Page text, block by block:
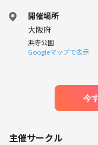
開催場所
大阪府
浜寺公園
Googleマップで表示
今
主催サークル